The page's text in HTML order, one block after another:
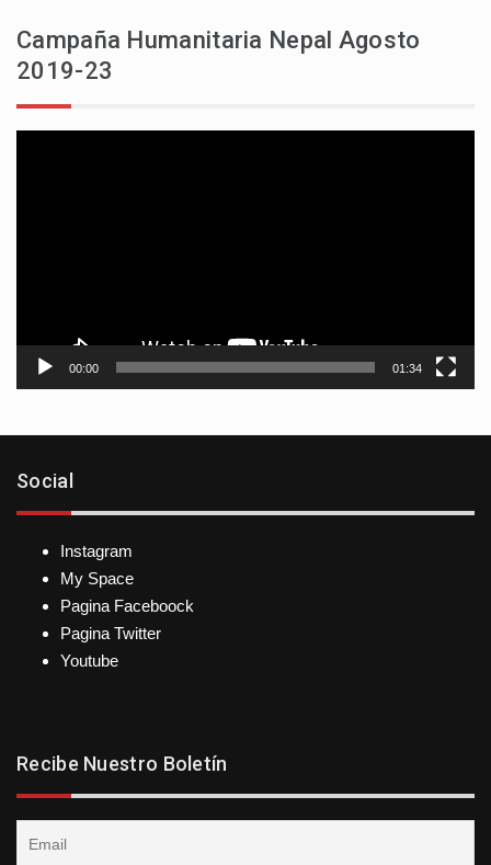
Campaña Humanitaria Nepal Agosto
2019-23
00:00 01:34
Social
Instagram
My Space
Pagina Faceboock
Pagina Twitter
Youtube
Recibe Nuestro Boletín